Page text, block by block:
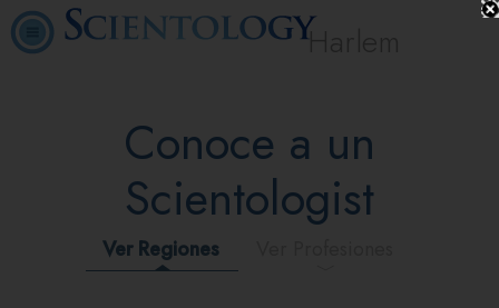
Harlem
Conoce a un
Scientologist
Ver Regiones